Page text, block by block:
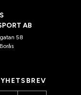
AB
58